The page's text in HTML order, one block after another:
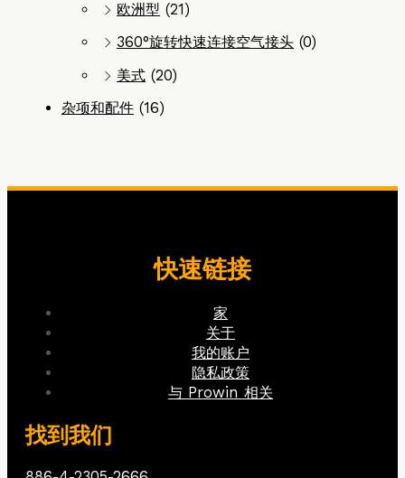
欧洲型 (21)
360°旋转快速连接空气接头 (0)
美式 (20)
杂项和配件 (16)
快速链接
家
关于
我的账户
隐私政策
与 Prowin 相关
找到我们